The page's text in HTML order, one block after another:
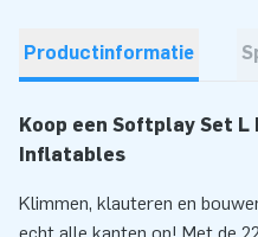
Productinformatie
Koop een Softplay Set
Inflatables
Klimmen, klauteren en
echt alle kanten op! Met de